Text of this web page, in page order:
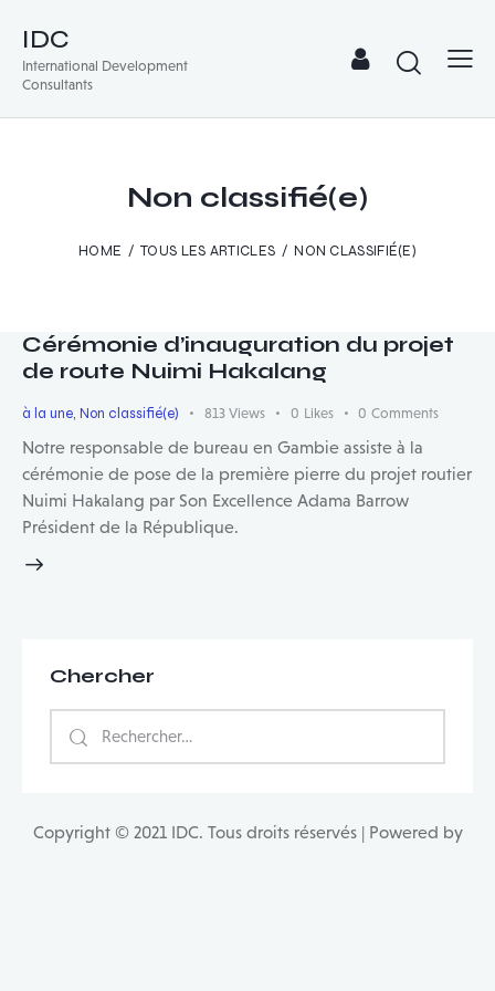
IDC
International Development
Consultants
Non classifié(e)
HOME TOUS LES ARTICLES NON CLASSIFIÉ(E)
Cérémonie d’inauguration du projet
de route Nuimi Hakalang
à la une, Non classifié(e) 813 Views 0 Likes 0 Comments
Notre responsable de bureau en Gambie assiste à la
cérémonie de pose de la première pierre du projet routier
Nuimi Hakalang par Son Excellence Adama Barrow
Président de la République.
Chercher
Copyright © 2021 IDC. Tous droits réservés | Powered by